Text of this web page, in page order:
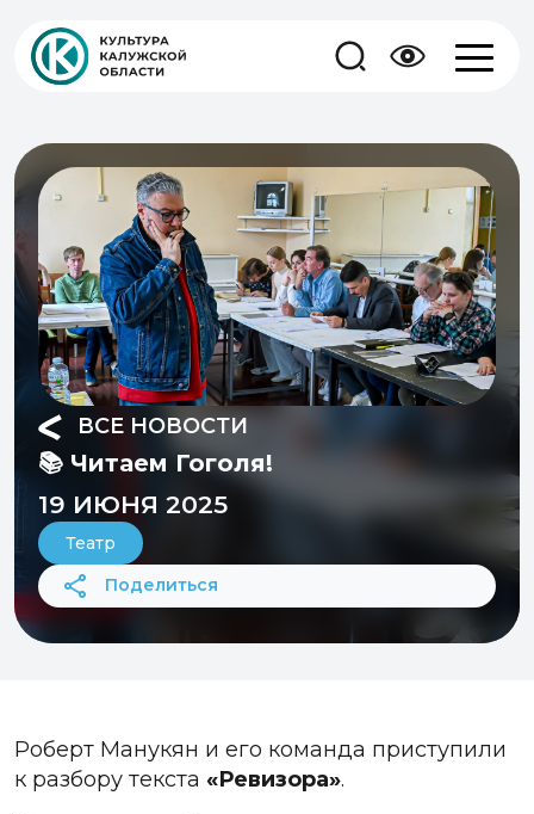
ВСЕ НОВОСТИ
📚 Читаем Гоголя!
19 ИЮНЯ 2025
Театр
Поделиться
Роберт Манукян и его команда приступили
к разбору текста «Ревизора».